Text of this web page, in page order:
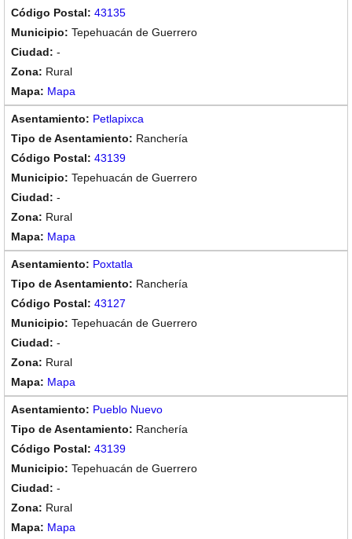
43135
Tepehuacán de Guerrero
-
Rural
Mapa
Petlapixca
Ranchería
43139
Tepehuacán de Guerrero
-
Rural
Mapa
Poxtatla
Ranchería
43127
Tepehuacán de Guerrero
-
Rural
Mapa
Pueblo Nuevo
Ranchería
43139
Tepehuacán de Guerrero
-
Rural
Mapa